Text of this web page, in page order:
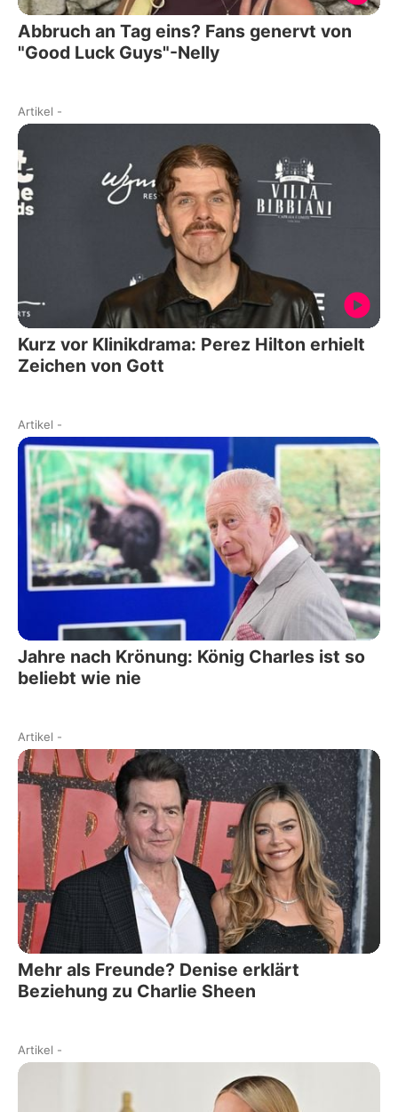
Abbruch an Tag eins? Fans genervt von
"Good Luck Guys"-Nelly
Artikel -
Kurz vor Klinikdrama: Perez Hilton erhielt
Zeichen von Gott
Artikel -
Jahre nach Krönung: König Charles ist so
beliebt wie nie
Artikel -
Mehr als Freunde? Denise erklärt
Beziehung zu Charlie Sheen
Artikel -